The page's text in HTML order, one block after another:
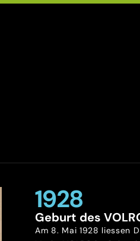
1928
Geburt des
Am 8. Mai 1928 liessen